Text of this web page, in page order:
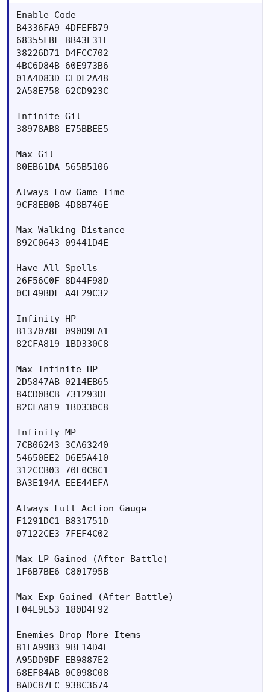
Enable Code
B4336FA9 4DFEFB79
68355FBF BB43E31E
38226D71 D4FCC702
4BC6D84B 60E973B6
01A4D83D CEDF2A48
2A58E758 62CD923C
Infinite Gil
38978AB8 E75BBEE5
Max Gil
80EB61DA 565B5106
Always Low Game Time
9CF8EB0B 4D8B746E
Max Walking Distance
892C0643 09441D4E
Have All Spells
26F56C0F 8D44F98D
0CF49BDF A4E29C32
Infinity HP
B137078F 090D9EA1
82CFA819 1BD330C8
Max Infinite HP
2D5847AB 0214EB65
84CD0BCB 731293DE
82CFA819 1BD330C8
Infinity MP
7CB06243 3CA63240
54650EE2 D6E5A410
312CCB03 70E0C8C1
BA3E194A EEE44EFA
Always Full Action Gauge
F1291DC1 B831751D
07122CE3 7FEF4C02
Max LP Gained (After Battle)
1F6B7BE6 C801795B
Max Exp Gained (After Battle)
F04E9E53 180D4F92
Enemies Drop More Items
81EA99B3 9BF14D4E
A95DD9DF EB9887E2
68EF84AB 0C098C08
8ADC87EC 938C3674